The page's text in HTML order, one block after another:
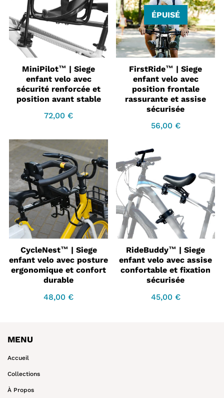
MiniPilot™ | Siege
enfant velo avec
sécurité renforcée et
position avant stable
Prix
72,00 €
ÉPUISÉ
FirstRide™ | Siege
enfant velo avec
position frontale
rassurante et assise
sécurisée
Prix
56,00 €56,00
CycleNest™ | Siege
enfant velo avec posture
ergonomique et confort
durable
Prix
48,00 €
RideBuddy™ | Siege
enfant velo avec assise
confortable et fixation
sécurisée
Prix
45,00 €45,00
MENU
Accueil
Collections
À Propos